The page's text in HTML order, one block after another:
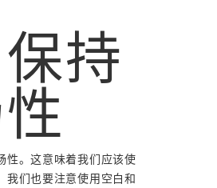
持
性。这意味着我们应该使
我们也要注意使用空白和